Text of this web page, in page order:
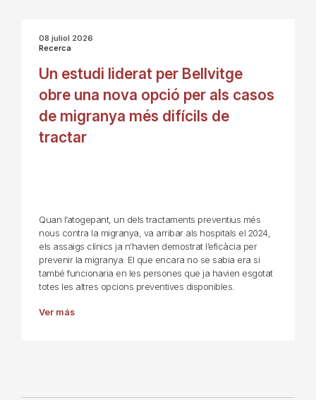
08 juliol 2026
Recerca
Un estudi liderat per Bellvitge
obre una nova opció per als casos
de migranya més difícils de
tractar
Quan l’atogepant, un dels tractaments preventius més
nous contra la migranya, va arribar als hospitals el 2024,
els assaigs clínics ja n’havien demostrat l’eficàcia per
prevenir la migranya. El que encara no se sabia era si
també funcionaria en les persones que ja havien esgotat
totes les altres opcions preventives disponibles.
Ver más